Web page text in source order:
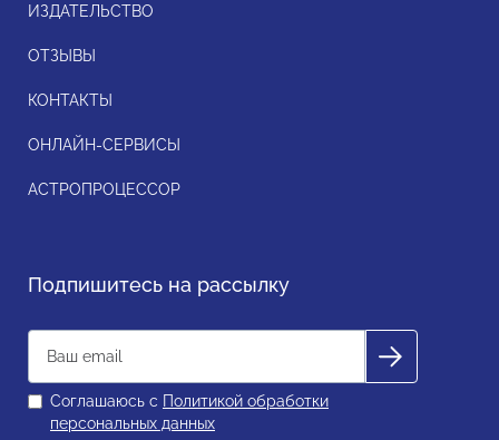
ИЗДАТЕЛЬСТВО
ОТЗЫВЫ
КОНТАКТЫ
ОНЛАЙН-СЕРВИСЫ
АСТРОПРОЦЕССОР
Подпишитесь на рассылку
Соглашаюсь с Политикой обработки
персональных данных